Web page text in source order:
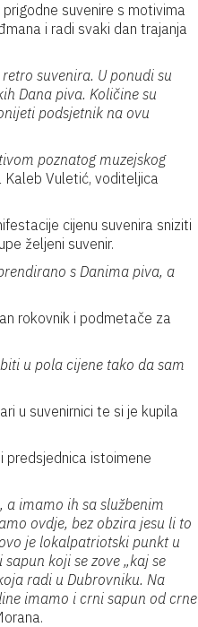
suvenire s motivima
i radi svaki dan trajanja
suvenira. U ponudi su
Dana piva. Količine su
podsjetnik na ovu
poznatog muzejskog
Vuletić, voditeljica
cijenu suvenira sniziti
željeni suvenir.
s Danima piva, a
rokovnik i podmetače za
u pola cijene tako da sam
u suvenirnici te si je kupila
predsjednica istoimene
a imamo ih sa službenim
ovdje, bez obzira jesu li to
je lokalpatriotski punkt u
koji se zove „kaj se
radi u Dubrovniku. Na
imamo i crni sapun od crne